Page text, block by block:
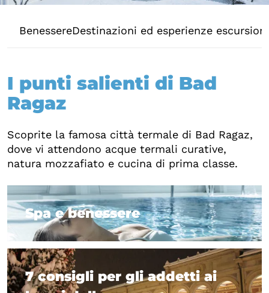
BenessereDestinazioni ed esperienze
I punti salienti di Bad
Ragaz
Scoprite la famosa città termale di Bad Ragaz,
dove vi attendono acque termali curative,
natura mozzafiato e cucina di prima classe.
Spa e benessere
Spa e benessere
7 consigli per gli addetti ai